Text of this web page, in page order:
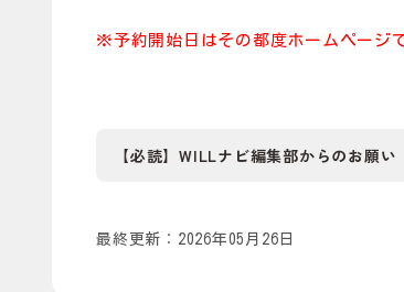
※予約開始日はその都度ホームページ
【必読】WILLナビ編集部からのお願い
は、WILLナビ編集部が独自で入手し
は、直接学校様の方にしていただきま
最終更新：2026年05月26日